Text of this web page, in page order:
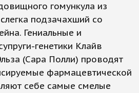
гомункула из
подзачахший со
Гениальные и
генетики Клайв
(Сара Полли) проводят
фармацевтической
себе самые смелые